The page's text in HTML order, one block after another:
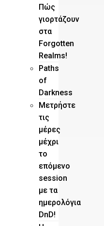
Πώς
γιορτάζουν
στα
Forgotten
Realms!
Paths
of
Darkness
Μετρήστε
τις
μέρες
μέχρι
το
επόμενο
session
με τα
ημερολόγια
DnD!